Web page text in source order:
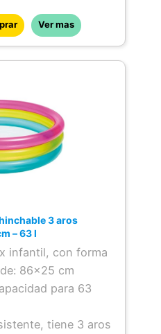
Ver mas
3 aros
– 63 l
infantil, con forma
86×25 cm
para 63
tiene 3 aros